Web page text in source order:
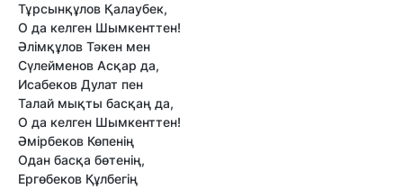
Тұрсынқұлов Қалаубек,
О да келген Шымкенттен!
Әлімқұлов Тәкен мен
Сүлейменов Асқар да,
Исабеков Дулат пен
Талай мықты басқаң да,
О да келген Шымкенттен!
Әмірбеков Көпенің
Одан басқа бөтенің,
Ергөбеков Құлбегің